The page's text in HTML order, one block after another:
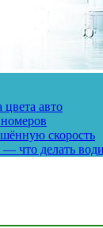
авто
скорость
что делать